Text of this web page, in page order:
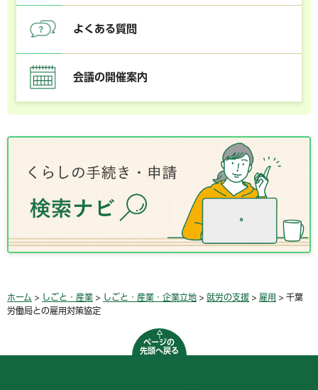
よくある質問
会議の開催案内
ホーム > しごと・産業 > しごと・産業・企業立地 > 就労の支援 > 雇用 > 千葉
労働局との雇用対策協定
ページの
先頭へ戻る